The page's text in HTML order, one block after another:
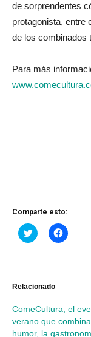
de sorprendentes
protagonista, entre
de los combinados
Para más
Comparte esto:
Haz
clic
Twitter
abre
ventana
nueva)
Haz
clic
nueva)
Relacionado
ComeCultura, el
verano que
humor, la